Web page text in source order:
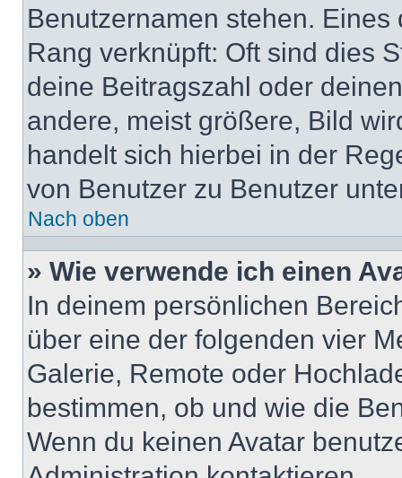
Benutzernamen stehen.
Rang verknüpft: Oft sind dies
deine Beitragszahl oder
andere, meist größere, Bild
handelt sich hierbei in der
von Benutzer zu Benutzer
Nach oben
» Wie verwende ich einen
In deinem persönlichen
über eine der folgenden vier
Galerie, Remote oder
bestimmen, ob und wie die
Wenn du keinen Avatar